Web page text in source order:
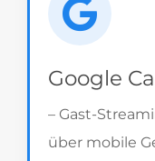
Google
– Gast-
über mobile